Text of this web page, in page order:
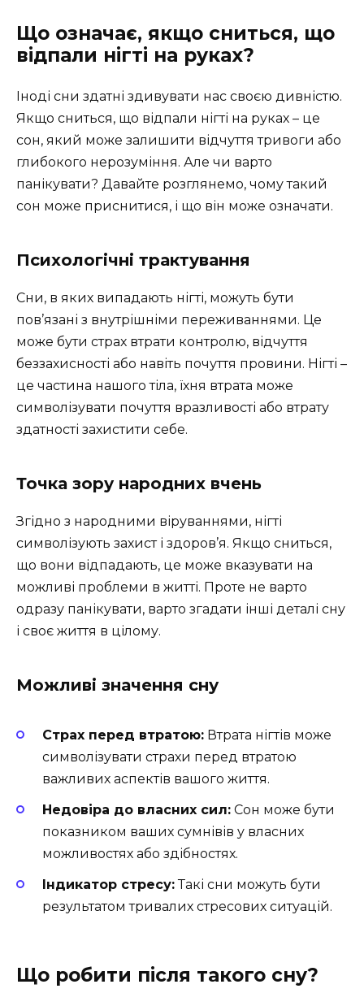
Що означає, якщо сниться, що
відпали нігті на руках?
Іноді сни здатні здивувати нас своєю дивністю.
Якщо сниться, що відпали нігті на руках – це
сон, який може залишити відчуття тривоги або
глибокого нерозуміння. Але чи варто
панікувати? Давайте розглянемо, чому такий
сон може приснитися, і що він може означати.
Психологічні трактування
Сни, в яких випадають нігті, можуть бути
пов’язані з внутрішніми переживаннями. Це
може бути страх втрати контролю, відчуття
беззахисності або навіть почуття провини. Нігті –
це частина нашого тіла, їхня втрата може
символізувати почуття вразливості або втрату
здатності захистити себе.
Точка зору народних вчень
Згідно з народними віруваннями, нігті
символізують захист і здоров’я. Якщо сниться,
що вони відпадають, це може вказувати на
можливі проблеми в житті. Проте не варто
одразу панікувати, варто згадати інші деталі сну
і своє життя в цілому.
Можливі значення сну
Страх перед втратою: Втрата нігтів може
символізувати страхи перед втратою
важливих аспектів вашого життя.
Недовіра до власних сил: Сон може бути
показником ваших сумнівів у власних
можливостях або здібностях.
Індикатор стресу:Такі сни можуть бути
результатом тривалих стресових ситуацій.
Що робити після такого сну?